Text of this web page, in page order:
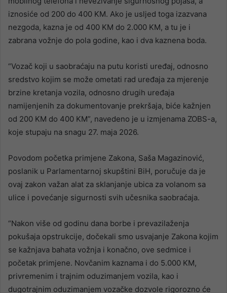
iznosiće od 200 do 400 KM. Ako je usljed toga izazvana
nezgoda, kazna je od 400 KM do 2.000 KM, a tu je i
zabrana vožnje do pola godine, kao i dva kaznena boda.
“Vozač koji u saobraćaju na putu koristi uređaj, odnosno
sredstvo kojim se može ometati rad uređaja za mjerenje
brzine kretanja vozila, odnosno drugih uređaja
namijenjenih za dokumentovanje prekršaja, biće kažnjen
od 200 KM do 400 KM”, navedeno je u izmjenama ZOBS-a,
koje stupaju na snagu 27. maja 2026.
Povodom početka primjene Zakona, Saša Magazinović,
poslanik u Parlamentarnoj skupštini BiH, poručuje da je
ovaj zakon važan alat za sklanjanje ubica za volanom sa
ulice i povećanje sigurnosti svih učesnika saobraćaja.
“Nakon više od godinu dana borbe i prevazilaženja
pokušaja opstrukcije, dočekali smo usvajanje Zakona kojim
se kažnjava bahata vožnja i konačno, ove sedmice i
početak primjene. Novčanim kaznama i do 5.000 KM,
privremenim i trajnim oduzimanjem vozila, kao i
dugotrajnim oduzimanjem vozačke dozvole rigorozno će